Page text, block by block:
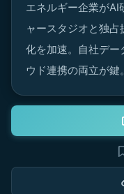
エネルギー企業が
ャースタジオと独
化を加速。自社デー
ウド連携の両立が鍵。